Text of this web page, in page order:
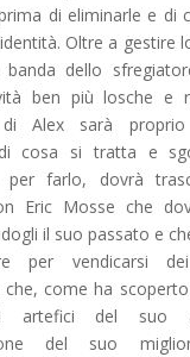
di eliminarle e di
Oltre a gestire
dello
ben più losche e
di Alex sarà
cosa si tratta e
per farlo, dovrà
Eric Mosse che
il suo passato e
per vendicarsi
che, come ha
artefici del suo
del suo